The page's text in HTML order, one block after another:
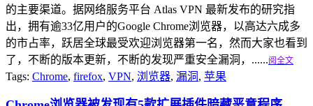
的主要渠道。据网络服务平台 Atlas VPN 最新发布的研究指
出，拥有逾33亿用户的Google Chrome浏览器，以高达六成多
的市占率，跃居全球最受欢迎浏览器第一名，然而大家也看到
了，不断的版本更新，不断的发现严重安全漏洞，......阅全文
Tags: Chrome, firefox, VPN, 浏览器, 漏洞 , 苹果